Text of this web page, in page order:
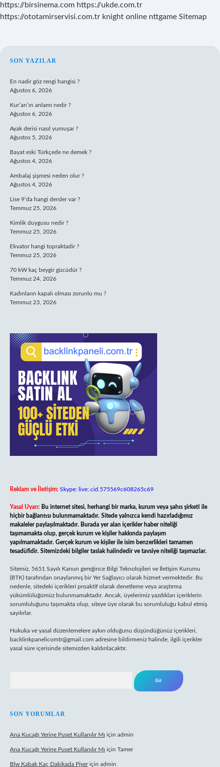
https://birsinema.com https://ukde.com.tr
https://ototamirservisi.com.tr knight online nttgame Sitemap
SIDEBAR
SON YAZILAR
En nadir göz rengi hangisi ?
Ağustos 6, 2026
Kur’an’ın anlamı nedir ?
Ağustos 6, 2026
Ayak derisi nasıl yumuşar ?
Ağustos 5, 2026
Bayat eski Türkçede ne demek ?
Ağustos 4, 2026
Ambalaj şişmesi neden olur ?
Ağustos 4, 2026
Lise 9’da hangi dersler var ?
Temmuz 25, 2026
Kimlik duygusu nedir ?
Temmuz 25, 2026
Ekvator hangi topraktadir ?
Temmuz 25, 2026
70 kW kaç beygir gücüdür ?
Temmuz 24, 2026
Kadınların kapalı olması zorunlu mu ?
Temmuz 23, 2026
Reklam ve İletişim: Skype: live:.cid.575569c608265c69
Yasal Uyarı: Bu internet sitesi, herhangi bir marka, kurum veya şahıs şirketi ile
hiçbir bağlantısı bulunmamaktadır. Sitede yalnızca kendi hazırladığımız
makaleler paylaşılmaktadır. Burada yer alan içerikler haber niteliği
taşımamakta olup, gerçek kurum ve kişiler hakkında paylaşım
yapılmamaktadır. Gerçek kurum ve kişiler ile isim benzerlikleri tamamen
tesadüfidir. Sitemizdeki bilgiler taslak halindedir ve tavsiye niteliği taşımazlar.
Sitemiz, 5651 Sayılı Kanun gereğince Bilgi Teknolojileri ve İletişim Kurumu
(BTK) tarafından onaylanmış bir Yer Sağlayıcı olarak hizmet vermektedir. Bu
nedenle, sitedeki içerikleri proaktif olarak denetleme veya araştırma
yükümlülüğümüz bulunmamaktadır. Ancak, üyelerimiz yazdıkları içeriklerin
sorumluluğunu taşımakta olup, siteye üye olarak bu sorumluluğu kabul etmiş
sayılırlar.
Hukuka ve yasal düzenlemelere aykırı olduğunu düşündüğünüz içerikleri,
backlinkpanelicomtr@gmail.com adresine bildirmeniz halinde, ilgili içerikler
yasal süre içerisinde sitemizden kaldırılacaktır.
SON YORUMLAR
Ana Kucağı Yerine Puset Kullanılır Mı için admin
Ana Kucağı Yerine Puset Kullanılır Mı için Tamer
Blw Kabak Kaç Dakikada Pişeriçin admin